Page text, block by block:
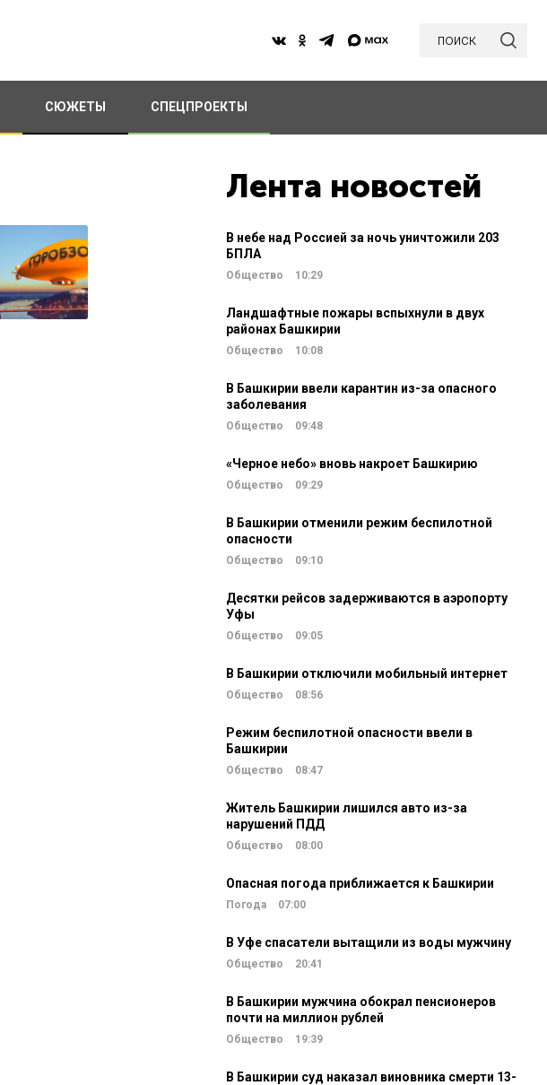
поиск
СЮЖЕТЫ СПЕЦПРОЕКТЫ
Лента новостей
В небе над Россией за ночь уничтожили 203
БПЛА
Общество 10:29
Ландшафтные пожары вспыхнули в двух
районах Башкирии
Общество 10:08
В Башкирии ввели карантин из-за опасного
заболевания
Общество 09:48
«Черное небо» вновь накроет Башкирию
Общество 09:29
В Башкирии отменили режим беспилотной
опасности
Общество 09:10
Десятки рейсов задерживаются в аэропорту
Уфы
Общество 09:05
В Башкирии отключили мобильный интернет
Общество 08:56
Режим беспилотной опасности ввели в
Башкирии
Общество 08:47
Житель Башкирии лишился авто из-за
нарушений ПДД
Общество 08:00
Опасная погода приближается к Башкирии
Погода 07:00
В Уфе спасатели вытащили из воды мужчину
Общество 20:41
В Башкирии мужчина обокрал пенсионеров
почти на миллион рублей
Общество 19:39
В Башкирии суд наказал виновника смерти 13-